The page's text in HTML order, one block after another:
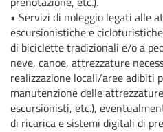
• Servizi di noleggio legati alle
escursionistiche e
di biciclette tradizionali e/o a
neve, canoe, attrezzature
realizzazione locali/aree adibiti
manutenzione delle
escursionisti, etc.),
di ricarica e sistemi digitali di